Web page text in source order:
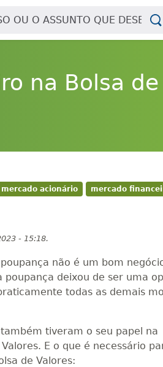
na Bolsa de
mercado acionário mercado
- 15:18.
não é um bom
deixou de ser uma
todas as demais
tiveram o seu papel na
E o que é necessário
de Valores: